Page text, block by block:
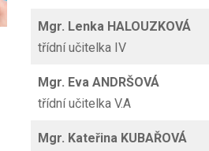
Mgr. Lenka HALOUZKOVÁ
třídní učitelka IV
Mgr. Eva ANDRŠOVÁ
třídní učitelka V.A
Mgr. Kateřina KUBAŘOVÁ